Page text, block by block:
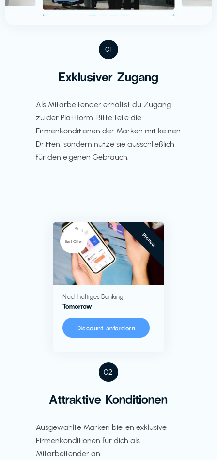
01
Exklusiver Zugang
Als Mitarbeitender erhältst du Zugang
zu der Plattform. Bitte teile die
Firmenkonditionen der Marken mit keinen
Dritten, sondern nutze sie ausschließlich
für den eigenen Gebrauch.
02
Attraktive Konditionen
Ausgewählte Marken bieten exklusive
Firmenkonditionen für dich als
Mitarbeitender an.
Best Offer Pioneer
Nachhaltiges Banking
Tomorrow
Discount anfordern